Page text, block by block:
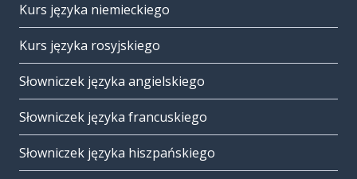
Kurs języka niemieckiego
Kurs języka rosyjskiego
Słowniczek języka angielskiego
Słowniczek języka francuskiego
Słowniczek języka hiszpańskiego